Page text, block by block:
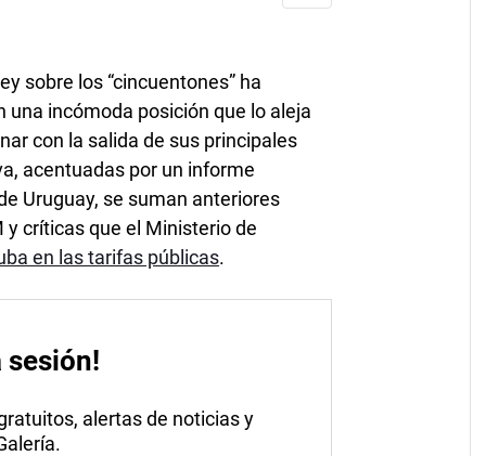
sobre los “cincuentones” ha
incómoda posición que lo aleja
con la salida de sus principales
acentuadas por un informe
Uruguay, se suman anteriores
críticas que el Ministerio de
en las tarifas públicas.
sesión!
alertas de noticias y